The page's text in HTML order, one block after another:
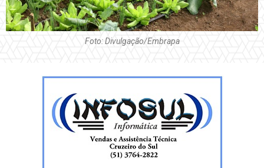
Foto: Divulgação/Embrapa